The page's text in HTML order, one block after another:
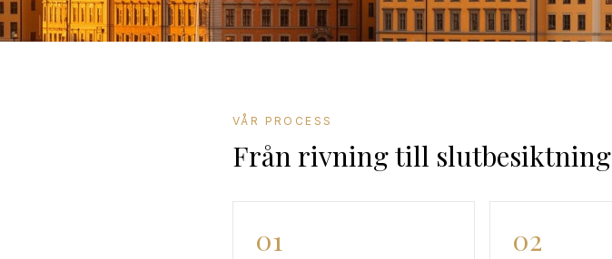
VÅR PROCESS
Från rivning till slutbesiktning
01 02